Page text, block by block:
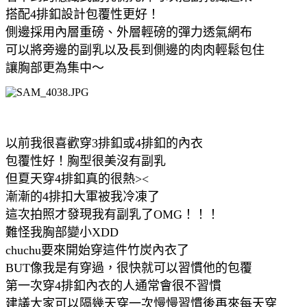
搭配4排釦設計包覆性更好！
側邊採用內層重磅、外層輕磅的彈力透氣網布
可以將旁邊的副乳以及長到側邊的肉肉輕鬆包住
讓胸部更為集中～
以前我很喜歡穿3排釦或4排釦的內衣
包覆性好！胸型很美沒有副乳
但夏天穿4排釦真的很熱><
漸漸的4排扣大軍被我冷凍了
這次拍照才發現我有副乳了OMG！！！
難怪我胸部變小XDD
chuchu要來開始穿這件竹炭內衣了
BUT像我是有穿過，很快就可以習慣他的包覆
第一次穿4排釦內衣的人通常會很不習慣
建議大家可以隔幾天穿一次慢慢習慣後再來每天穿